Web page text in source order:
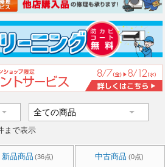
まで表示
新品商品 (36点) 中古商品 (0点)